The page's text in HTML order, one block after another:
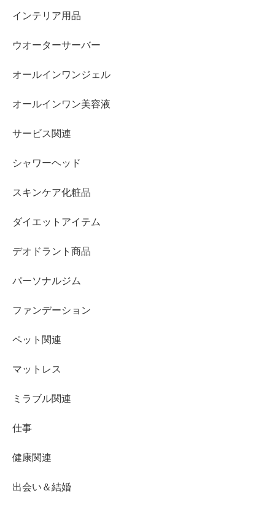
インテリア用品
ウオーターサーバー
オールインワンジェル
オールインワン美容液
サービス関連
シャワーヘッド
スキンケア化粧品
ダイエットアイテム
デオドラント商品
パーソナルジム
ファンデーション
ペット関連
マットレス
ミラブル関連
仕事
健康関連
出会い＆結婚